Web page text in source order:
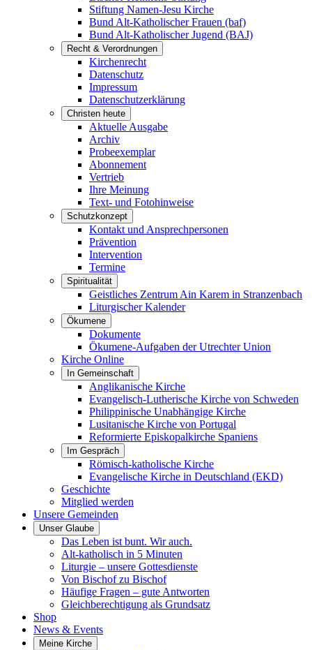
Stiftung Namen-Jesu Kirche
Bund Alt-Katholischer Frauen (baf)
Bund Alt-Katholischer Jugend (BAJ)
Recht & Verordnungen
Kirchenrecht
Datenschutz
Impressum
Datenschutzerklärung
Christen heute
Aktuelle Ausgabe
Archiv
Probeexemplar
Abonnement
Vertrieb
Ihre Meinung
Text- und Fotohinweise
Schutzkonzept
Kontakt und Ansprechpersonen
Prävention
Intervention
Termine
Spiritualität
Geistliches Zentrum Ain Karem in Stranzenbach
Liturgischer Kalender
Ökumene
Dokumente
Ökumene-Aufgaben der Utrechter Union
Kirche Online
In Gemeinschaft
Anglikanische Kirche
Evangelisch-Lutherische Kirche von Schweden
Philippinische Unabhängige Kirche
Lusitanische Kirche von Portugal
Reformierte Episkopalkirche Spaniens
Im Gespräch
Römisch-katholische Kirche
Evangelische Kirche in Deutschland (EKD)
Geschichte
Mitglied werden
Unsere Gemeinden
Unser Glaube
Das Leben ist bunt. Wir auch.
Alt-katholisch in 5 Minuten
Liturgie – unsere Gottesdienste
Von Bischof zu Bischof
Häufige Fragen – gute Antworten
Gleichberechtigung als Grundsatz
Shop
News & Events
Meine Kirche